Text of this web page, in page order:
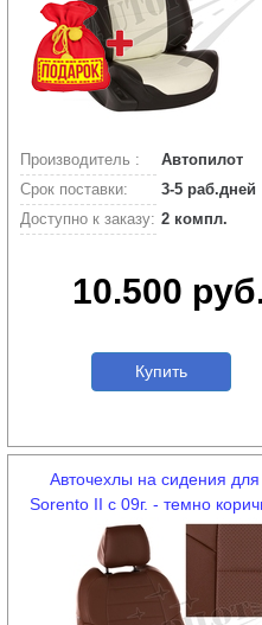
Производитель :
Автопилот
Срок поставки:
3-5 раб.дней
Доступно к заказу: 2 компл.
10.500
Купить
Авточехлы на сидения для
Sorento II c 09г. - темно